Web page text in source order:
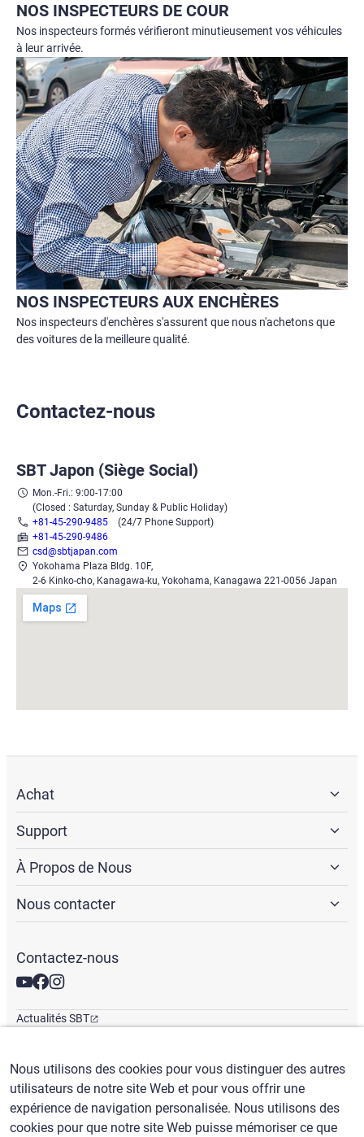
NOS INSPECTEURS DE COUR
Nos inspecteurs formés vérifieront minutieusement vos véhicules
à leur arrivée.
NOS INSPECTEURS AUX ENCHÈRES
Nos inspecteurs d'enchères s'assurent que nous n'achetons que
des voitures de la meilleure qualité.
Contactez-nous
SBT Japon (Siège Social)
Mon.-Fri.: 9:00-17:00
(Closed : Saturday, Sunday & Public Holiday)
+81-45-290-9485
(24/7 Phone Support)
+81-45-290-9486
csd@sbtjapan.com
Yokohama Plaza Bldg. 10F,
2-6 Kinko-cho, Kanagawa-ku, Yokohama, Kanagawa 221-0056 Japan
Achat
Support
À Propos de Nous
Nous contacter
Contactez-nous
Actualités SBT
Français/ ($) USD
Nous utilisons des cookies pour vous distinguer des autres
utilisateurs de notre site Web et pour vous offrir une
expérience de navigation personalisée. Nous utilisons des
cookies pour que notre site Web puisse mémoriser ce que